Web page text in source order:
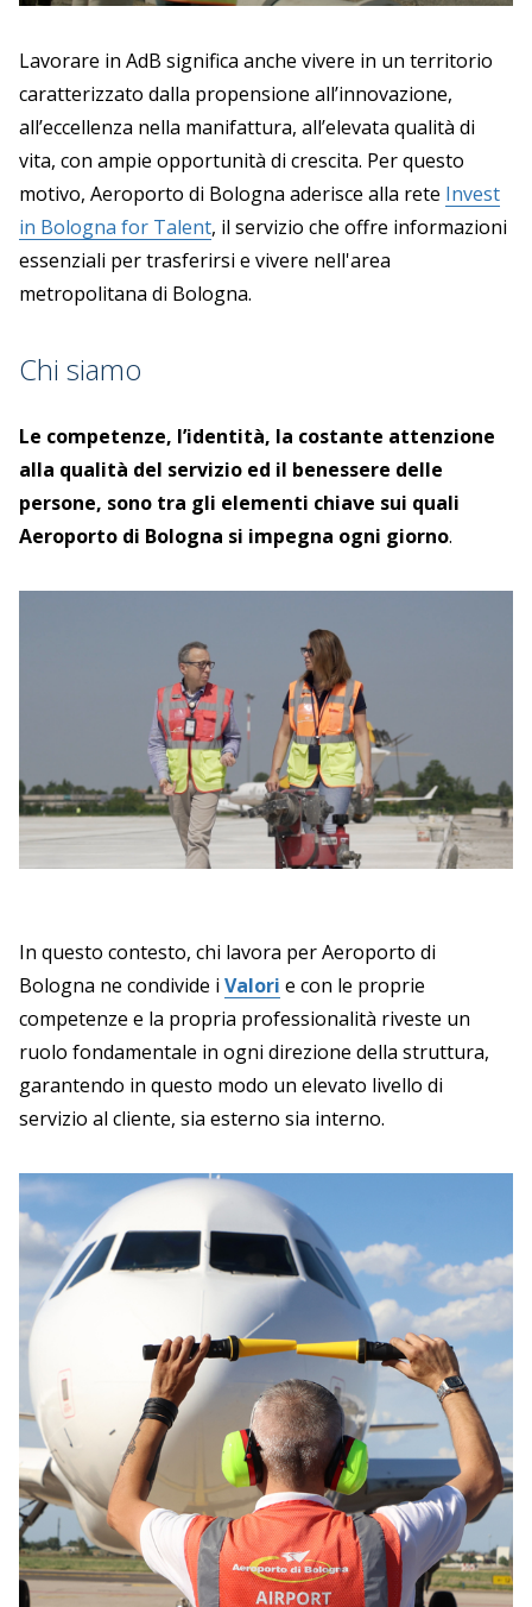
Lavorare in AdB significa anche vivere in un territorio
caratterizzato dalla propensione all’innovazione,
all’eccellenza nella manifattura, all’elevata qualità di
vita, con ampie opportunità di crescita. Per questo
motivo, Aeroporto di Bologna aderisce alla rete Invest
in Bologna for Talent, il servizio che offre informazioni
essenziali per trasferirsi e vivere nell'area
metropolitana di Bologna.
Chi siamo
Le competenze, l’identità, la costante attenzione
alla qualità del servizio ed il benessere delle
persone, sono tra gli elementi chiave sui quali
Aeroporto di Bologna si impegna ogni giorno.
In questo contesto, chi lavora per Aeroporto di
Bologna ne condivide i Valori e con le proprie
competenze e la propria professionalità riveste un
ruolo fondamentale in ogni direzione della struttura,
garantendo in questo modo un elevato livello di
servizio al cliente, sia esterno sia interno.